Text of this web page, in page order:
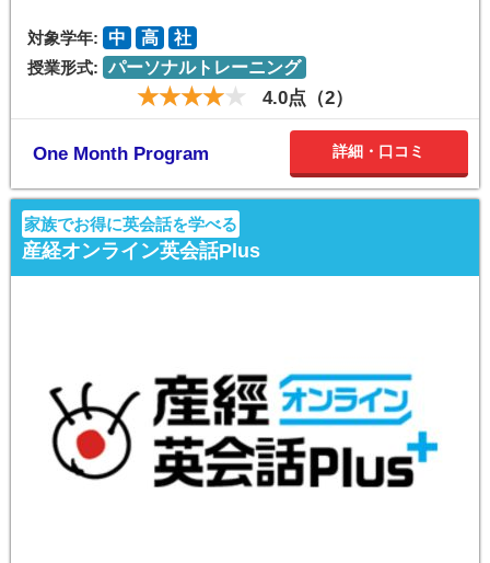
対象学年: 中 高
社
授業形式: パーソナルトレーニング
4.0点（2）
One Month Program 詳細・口コミ
家族でお得に英会話を学べる
産経オンライン英会話Plus